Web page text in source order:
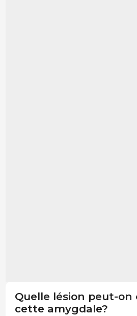
Quelle lésion peut-on
cette amygdale?